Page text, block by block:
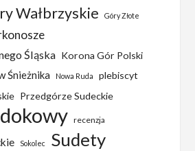
Wałbrzyskie Góry Złote
Śląska Korona Gór Polski
Śnieżnika Nowa Ruda
plebiscyt
Przedgórze Sudeckie
recenzja
Sokolec Sudety